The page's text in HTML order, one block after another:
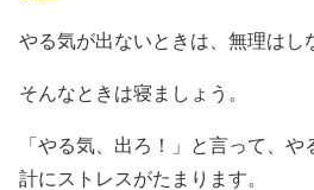
やる気が出ないときは、無理はし
そんなときは寝ましょう。
「やる気、出ろ！」と言って、
計にストレスがたまります。